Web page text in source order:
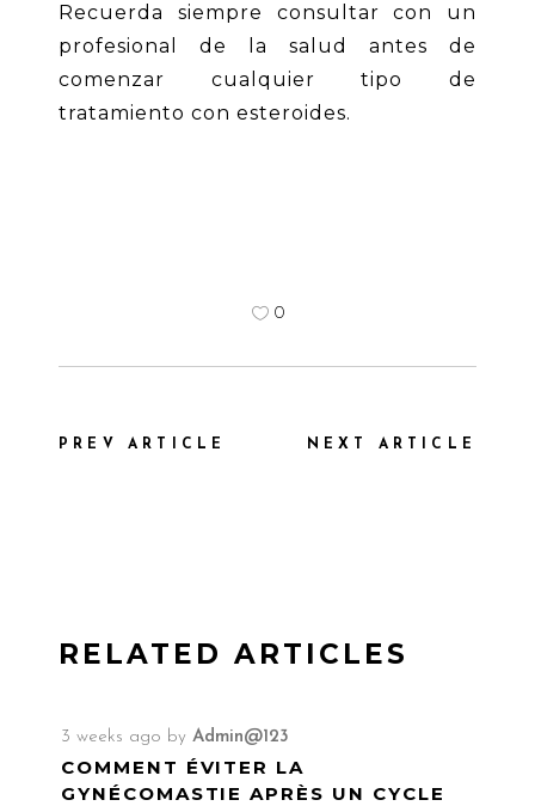
Recuerda siempre consultar con un
profesional de la salud antes de
comenzar cualquier tipo de
tratamiento con esteroides.
0
PREV ARTICLE NEXT ARTICLE
RELATED ARTICLES
3 weeks ago by Admin@123
COMMENT ÉVITER LA
GYNÉCOMASTIE APRÈS UN CYCLE